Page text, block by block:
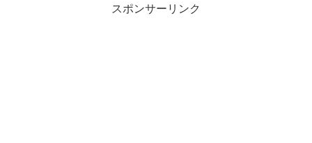
スポンサーリンク